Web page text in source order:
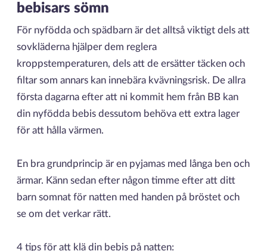
bebisars sömn
För nyfödda och spädbarn är det alltså viktigt dels att
sovkläderna hjälper dem reglera
kroppstemperaturen, dels att de ersätter täcken och
filtar som annars kan innebära kvävningsrisk. De allra
första dagarna efter att ni kommit hem från BB kan
din nyfödda bebis dessutom behöva ett extra lager
för att hålla värmen.
En bra grundprincip är en pyjamas med långa ben och
ärmar. Känn sedan efter någon timme efter att ditt
barn somnat för natten med handen på bröstet och
se om det verkar rätt.
4 tips för att klä din bebis på natten: